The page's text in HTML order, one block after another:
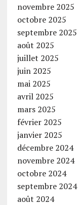
novembre 2025
octobre 2025
septembre 2025
août 2025
juillet 2025
juin 2025
mai 2025
avril 2025
mars 2025
février 2025
janvier 2025
décembre 2024
novembre 2024
octobre 2024
septembre 2024
août 2024